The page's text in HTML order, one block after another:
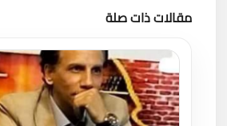
مقالات ذات صلة